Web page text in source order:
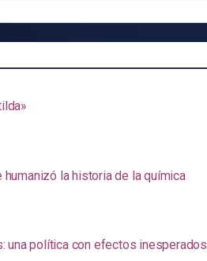
la historia de la química
una política con efectos inesperados